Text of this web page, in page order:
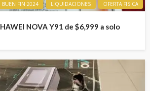
BUEN FIN 2024 LIQUIDACIONES OFERTA FISICA
NOVA Y91 de $6,999 a solo